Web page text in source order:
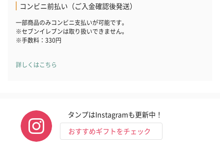
メッセージカード（通常・写真・グリーティング）
誕生日や結婚祝い・出産祝いなど、様々なシーンのメッセージカ
ードを同梱します。
す。
コンビニ前払い（ご入金確認後発送）
一部商品のみコンビニ支払いが可能です。
※セブンイレブンは取り扱いできません。
※手数料：330円
詳しくはこちら
タンプはInstagramも更新中！
おすすめギフトをチェック